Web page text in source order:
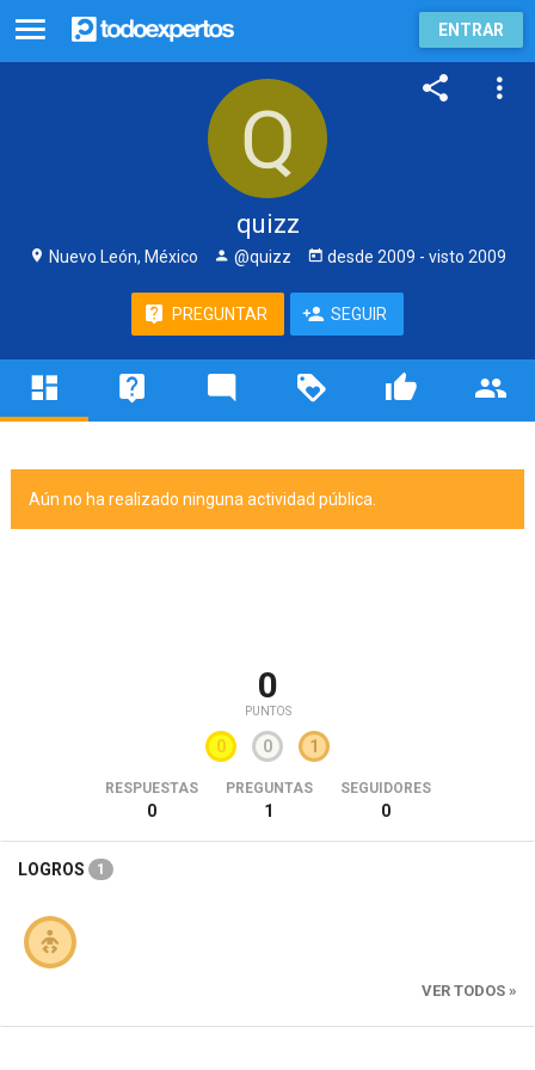
ENTRAR
quizz
Nuevo León, México @quizz desde 2009 - visto 2009
PREGUNTAR SEGUIR
Aún no ha realizado ninguna actividad pública.
0
PUNTOS
0 0 1
RESPUESTAS
0
PREGUNTAS
1
SEGUIDORES
0
LOGROS 1
VER TODOS »